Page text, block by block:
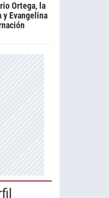
Ortega, la
Evangelina